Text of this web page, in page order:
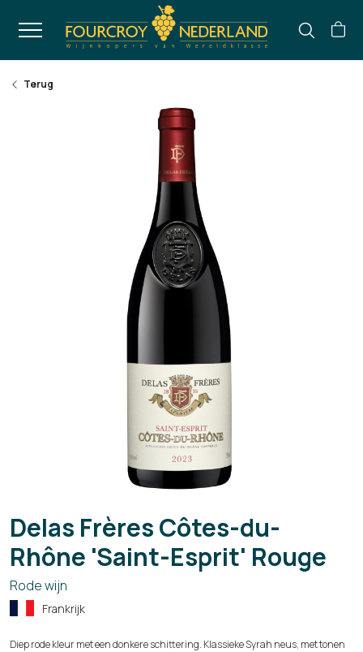
Terug
Delas Frères Côtes-du-
Rhône 'Saint-Esprit' Rouge
Rode wijn
Frankrijk
Diep rode kleur met een donkere schittering. Klassieke Syrah neus, met tonen